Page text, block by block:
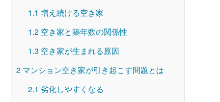
1.1 増え続ける空き家
1.2空き家と築年数の関係性
1.3 空き家が生まれる原因
2マンション空き家が引き起こす問題とは
2.1 劣化しやすくなる